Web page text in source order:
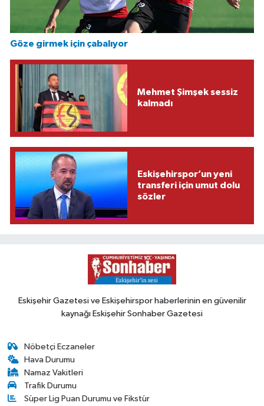
Göze girmek için çabalıyor
Mehmet Şimşek sessiz
kalmadı
Eskişehirspor’un yeni
transferi için umut dolu
sözler
Eskişehir Gazetesi ve Eskişehirspor haberlerinin en güvenilir
kaynağı Eskişehir Sonhaber Gazetesi
Nöbetçi Eczaneler
Hava Durumu
Namaz Vakitleri
Trafik Durumu
Süper Lig Puan Durumu ve Fikstür